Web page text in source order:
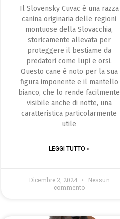
Il Slovensky Cuvac è una razza
canina originaria delle regioni
montuose della Slovacchia,
storicamente allevata per
proteggere il bestiame da
predatori come lupi e orsi.
Questo cane è noto per la sua
figura imponente e il mantello
bianco, che lo rende facilmente
visibile anche di notte, una
caratteristica particolarmente
utile
LEGGI TUTTO »
Dicembre 2, 2024
Nessun
commento